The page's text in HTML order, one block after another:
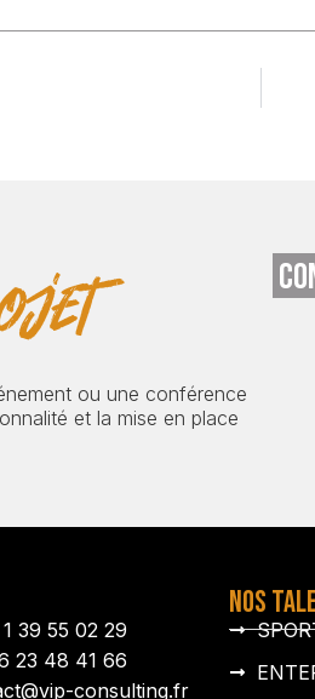
ou une conférence
et la mise en place
39 55 02 29
23 48 41 66
consulting.fr
NOS